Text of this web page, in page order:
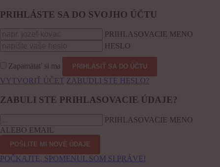
PRIHLÁSTE SA DO SVOJHO ÚČTU
PRIHLASOVACIE MENO
HESLO
Zapamätať si ma
VYTVORIŤ ÚČET ZABUDLI STE HESLO?
ZABULI STE PRIHLASOVACIE ÚDAJE?
PRIHLASOVACIE MENO
ALEBO EMAIL
POČKAJTE, SPOMENUL SOM SI PRÁVE!